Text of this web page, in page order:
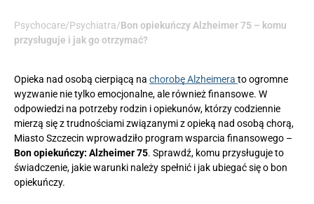
Psychocare/Psychiatra/Bon opiekuńczy Alzheimer 75 – komu
przysługuje i jak go otrzymać?
Opieka nad osobą cierpiącą na chorobę Alzheimera to ogromne
wyzwanie nie tylko emocjonalne, ale również finansowe. W
odpowiedzi na potrzeby rodzin i opiekunów, którzy codziennie
mierzą się z trudnościami związanymi z opieką nad osobą chorą,
Miasto Szczecin wprowadziło program wsparcia finansowego –
Bon opiekuńczy: Alzheimer 75. Sprawdź, komu przysługuje to
świadczenie, jakie warunki należy spełnić i jak ubiegać się o bon
opiekuńczy.